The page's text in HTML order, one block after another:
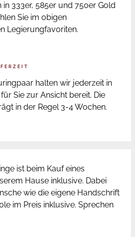
in 333er, 585er und 750er Gold
Sie im obigen
Legierungfavoriten.
halten wir jederzeit in
Sie zur Ansicht bereit. Die
in der Regel 3-4 Wochen.
ist beim Kauf eines
Hause inklusive. Dabei
wie die eigene Handschrift
im Preis inklusive. Sprechen